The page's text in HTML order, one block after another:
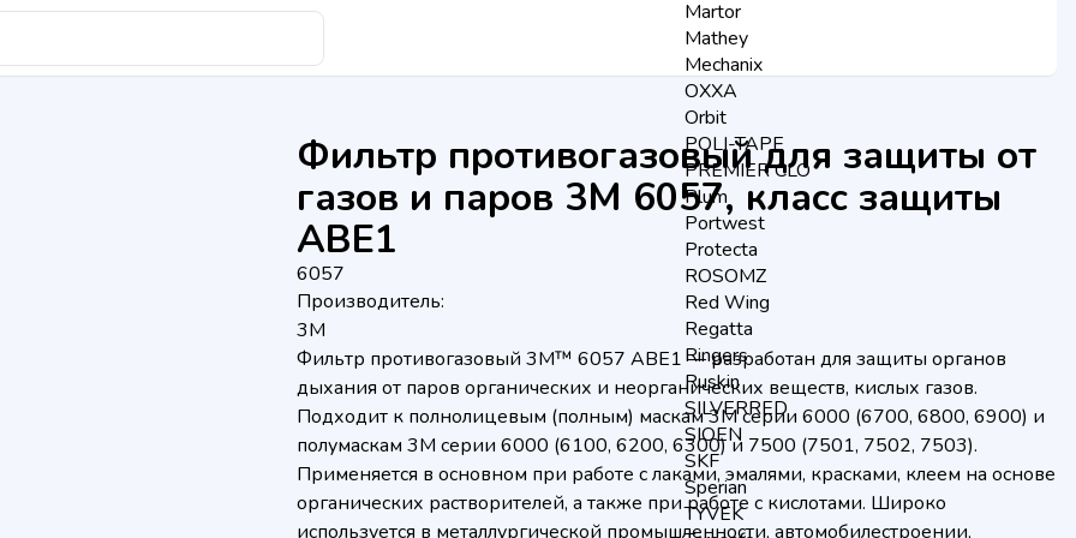
Martor
Mathey
Mechanix
OXXA
Orbit
POLI-TAPE
PREMIER CLO
Plum
Portwest
Protecta
ROSOMZ
Red Wing
Regatta
Ringers
Ruskin
SILVERRED
SIOEN
SKF
Sperian
TYVEK
Фильтр противогазовый для защиты от
газов и паров 3M 6057, класс защиты
ABE1
6057
Производитель:
3M
Фильтр противогазовый 3M™ 6057 ABE1 — разработан для защиты органов
дыхания от паров органических и неорганических веществ, кислых газов.
Подходит к полнолицевым (полным) маскам 3М серии 6000 (6700, 6800, 6900) и
полумаскам 3М серии 6000 (6100, 6200, 6300) и 7500 (7501, 7502, 7503).
Применяется в основном при работе с лаками, эмалями, красками, клеем на основе
органических растворителей, а также при работе с кислотами. Широко
используется в металлургической промышленности, автомобилестроении,